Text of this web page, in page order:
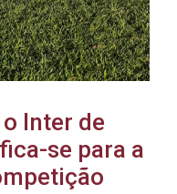
Inter de
se para a